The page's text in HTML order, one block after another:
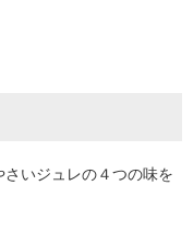
いジュレの４つの味を